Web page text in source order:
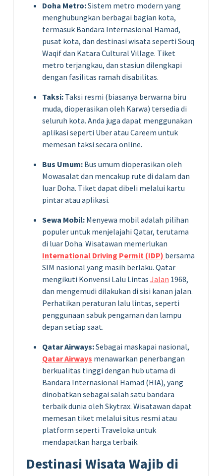
Doha Metro:Sistem metro modern yang
menghubungkan berbagai bagian kota,
termasuk Bandara Internasional Hamad,
pusat kota, dan destinasi wisata seperti Souq
Waqif dan Katara Cultural Village. Tiket
metro terjangkau, dan stasiun dilengkapi
dengan fasilitas ramah disabilitas.
Taksi: Taksi resmi (biasanya berwarna biru
muda, dioperasikan oleh Karwa) tersedia di
seluruh kota. Anda juga dapat menggunakan
aplikasi seperti Uber atau Careem untuk
memesan taksi secara online.
Bus Umum: Bus umum dioperasikan oleh
Mowasalat dan mencakup rute di dalam dan
luar Doha. Tiket dapat dibeli melalui kartu
pintar atau aplikasi.
Sewa Mobil: Menyewa mobil adalah pilihan
populer untuk menjelajahi Qatar, terutama
di luar Doha. Wisatawan memerlukan
International Driving Permit (IDP) bersama
SIM nasional yang masih berlaku. Qatar
mengikuti Konvensi Lalu Lintas Jalan 1968,
dan mengemudi dilakukan di sisi kanan jalan.
Perhatikan peraturan lalu lintas, seperti
penggunaan sabuk pengaman dan lampu
depan setiap saat.
Qatar Airways:Sebagai maskapai nasional,
Qatar Airways menawarkan penerbangan
berkualitas tinggi dengan hub utama di
Bandara Internasional Hamad (HIA), yang
dinobatkan sebagai salah satu bandara
terbaik dunia oleh Skytrax. Wisatawan dapat
memesan tiket melalui situs resmi atau
platform seperti Traveloka untuk
mendapatkan harga terbaik.
Destinasi Wisata Wajib di